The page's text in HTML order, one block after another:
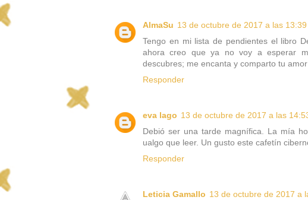
AlmaSu 13 de octubre de 2017 a las 13:39
Tengo en mi lista de pendientes el libro
ahora creo que ya no voy a esperar
descubres; me encanta y comparto tu
Responder
eva lago 13 de octubre de 2017 a las
Debió ser una tarde magnífica. La mía
ualgo que leer. Un gusto este cafetín
Responder
Leticia Gamallo 13 de octubre de 2017 a